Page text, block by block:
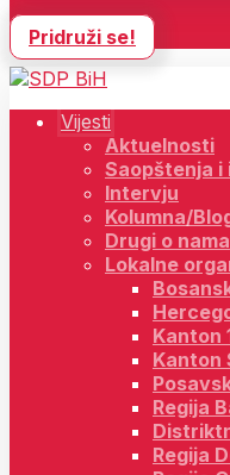
Pridruži se!
Vijesti
Aktuelnosti
Saopštenja i
Intervju
Kolumna/
Drugi o nama
Lokalne
Kanton
Kanton
Regija
Regija